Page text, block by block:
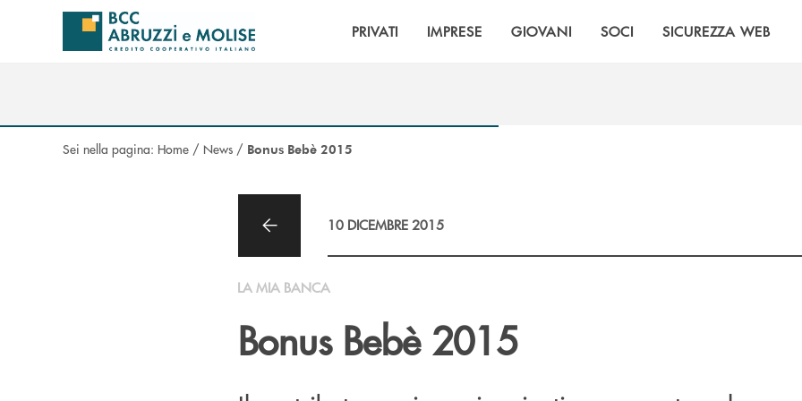
Salta al contenuto principale
PRIVATI IMPRESE GIOVANI SOCI SICUREZZA WEB
Sei nella pagina: Home / News / Bonus Bebè 2015
10 DICEMBRE 2015
LA MIA BANCA
Bonus Bebè 2015